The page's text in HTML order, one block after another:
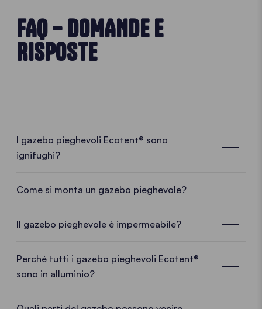
FAQ – DOMANDE E
RISPOSTE
I gazebo pieghevoli Ecotent® sono
ignifughi?
Come si monta un gazebo pieghevole?
• PLAY VIDEO • PLAY VIDEO
Il gazebo pieghevole è impermeabile?
Perché tutti i gazebo pieghevoli Ecotent®
sono in alluminio?